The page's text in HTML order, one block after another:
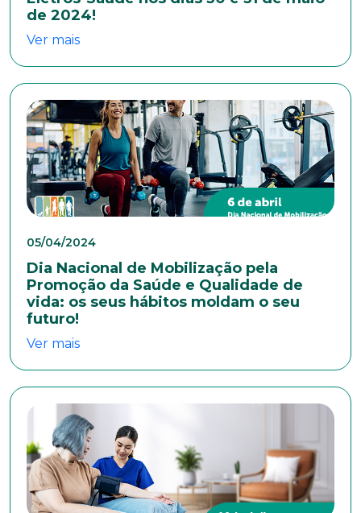
de 2024!
Ver mais
05/04/2024
Dia Nacional de Mobilização pela
Promoção da Saúde e Qualidade de
vida: os seus hábitos moldam o seu
futuro!
Ver mais
Naturalidade
Estado Civil
Masculino
Feminino
Área de interesse